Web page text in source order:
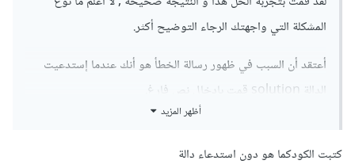
المشكلة التي واجهتك الرجاء التوضيح أكثر.
أعتقد أن السبب في ظهور رسالة الخطأ هو أنك عندما إستدعيت
الدالة solution قمت بإدخال نص فارغ.
أظهر المزيد
كتبت الكودكما هو دون استدعاء دالة